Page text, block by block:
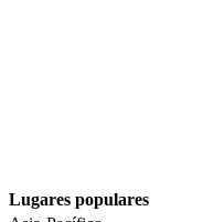
Lugares populares​​